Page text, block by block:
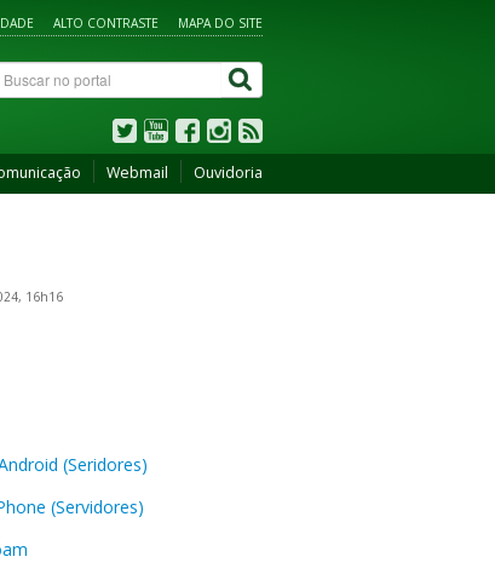
ALTO CONTRASTE MAPA DO SITE
Webmail Ouvidoria
16h16
(Seridores)
(Servidores)